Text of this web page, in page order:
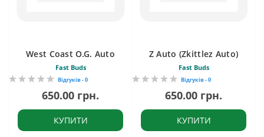
West Coast O.G. Auto
Fast Buds
Відгуків - 0
650.00 грн.
КУПИТИ
Z Auto (Zkittlez Auto)
Fast Buds
Відгуків - 0
650.00 грн.
КУПИТИ